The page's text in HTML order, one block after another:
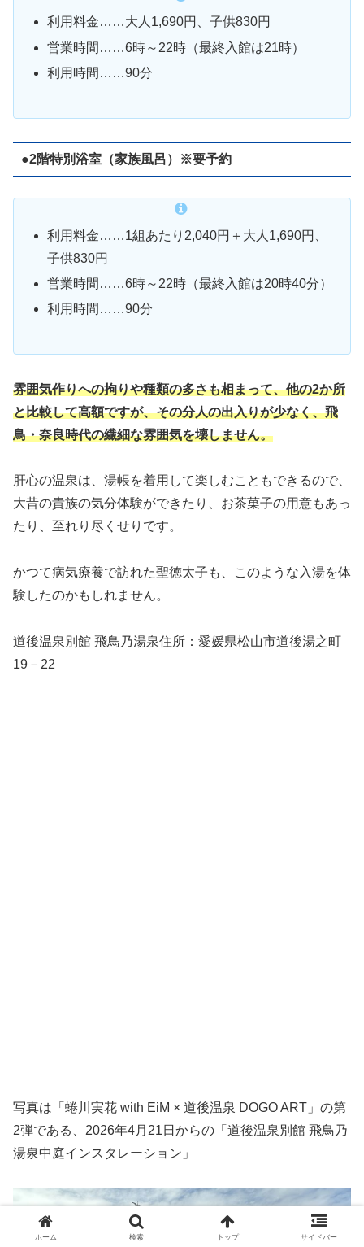
利用料金……大人1,690円、子供830円
営業時間……6時～22時（最終入館は21時）
利用時間……90分
●2階特別浴室（家族風呂）※要予約
利用料金……1組あたり2,040円＋大人1,690円、
子供830円
営業時間……6時～22時（最終入館は20時40分）
利用時間……90分
雰囲気作りへの拘りや種類の多さも相まって、他の2か所
と比較して高額ですが、その分人の出入りが少なく、飛
鳥・奈良時代の繊細な雰囲気を壊しません。
肝心の温泉は、湯帳を着用して楽しむこともできるので、
大昔の貴族の気分体験ができたり、お茶菓子の用意もあっ
たり、至れり尽くせりです。
かつて病気療養で訪れた聖徳太子も、このような入湯を体
験したのかもしれません。
道後温泉別館 飛鳥乃湯泉住所：愛媛県松山市道後湯之町
19－22
写真は「蜷川実花 with EiM × 道後温泉 DOGO ART」の第
2弾である、2026年4月21日からの「道後温泉別館 飛鳥乃
湯泉中庭インスタレーション」
ホーム 検索 トップ サイドバー